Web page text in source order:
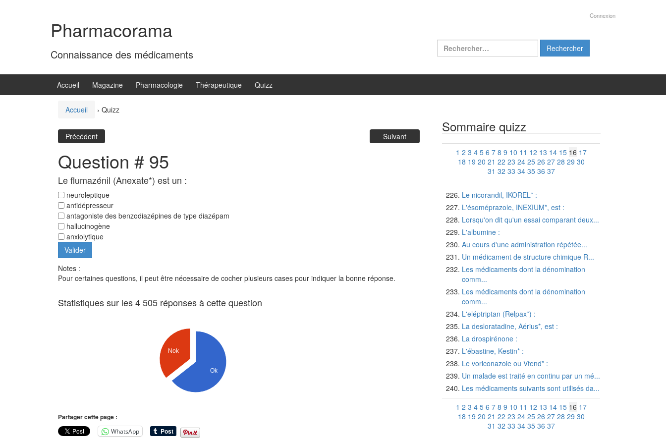
Pharmacorama
Connaissance des médicaments
Connexion
Rechercher :
Accueil Magazine Pharmacologie Thérapeutique Quizz
Accueil › Quizz
Précédent Suivant
Question # 95
Le flumazénil (Anexate*) est un :
neuroleptique
antidépresseur
antagoniste des benzodiazépines de type diazépam
hallucinogène
anxiolytique
Notes :
Pour certaines questions, il peut être nécessaire de cocher plusieurs cases pour indiquer la bonne réponse.
Statistiques sur les 4 505 réponses à cette question
Nok
Ok
Partager cette page :
WhatsApp
Sommaire quizz
1 2 3 4 5 6 7 8 9 10 11 12 13 14 15 16 17
18 19 20 21 22 23 24 25 26 27 28 29 30
31 32 33 34 35 36 37
Le nicorandil, IKOREL* :
L'ésoméprazole, INEXIUM*, est :
Lorsqu'on dit qu'un essai comparant deux...
L'albumine :
Au cours d'une administration répétée...
Un médicament de structure chimique R...
Les médicaments dont la dénomination
comm...
Les médicaments dont la dénomination
comm...
L'eléptriptan (Relpax*) :
La desloratadine, Aérius*, est :
La drospirénone :
L'ébastine, Kestin* :
Le voriconazole ou Vfend* :
Un malade est traité en continu par un mé...
Les médicaments suivants sont utilisés da...
1 2 3 4 5 6 7 8 9 10 11 12 13 14 15 16 17
18 19 20 21 22 23 24 25 26 27 28 29 30
31 32 33 34 35 36 37